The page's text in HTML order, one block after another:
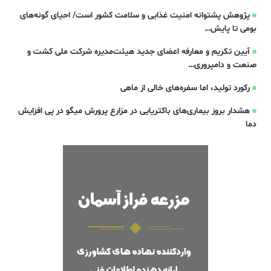
پژوهش پشتوانه امنیت غذایی و سلامت کشور است/ احیای گونه‌های
بومی تا پایش…
آیین تکریم و معارفه اعضای جدید هیئت‌مدیره شرکت ملی کشت و
صنعت و دامپروری…
رکورد تولید، اما سفره‌های خالی از ماهی
هشدار بروز بیماری‌های باکتریایی در مزارع پرورش میگو در پی افزایش
دما